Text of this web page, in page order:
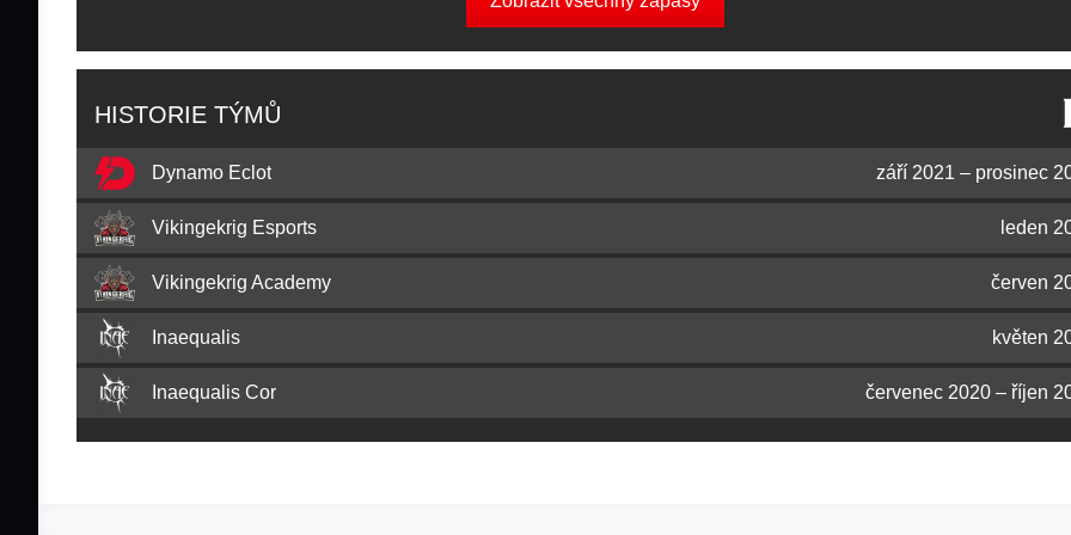
HISTORIE TÝMŮ
Dynamo Eclot září 2021 – prosinec
Vikingekrig Esports leden
Vikingekrig Academy červen
Inaequalis květen
Inaequalis Cor červenec 2020 – říjen